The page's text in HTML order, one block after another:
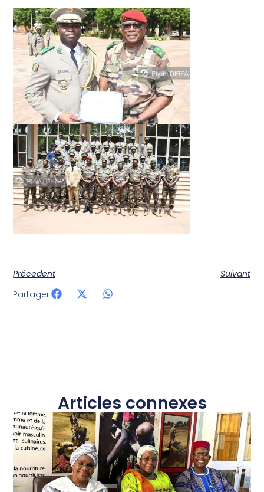
Précedent
Suivant
Partager
Articles connexes